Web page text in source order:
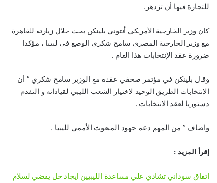
للتجارة فيها أن تزدهر.
كان وزير الخارجية الأمريكي أنتوني بلينكن بحث خلال زيارته للقاهرة
مع وزير الخارجية المصري سامح شكري الوضع في ليبيا ، مؤكدا
ضرورة عقد الإنتخابات هذا العام .
وقال بلينكن في مؤتمر صحفي عقده مع الوزير سامح شكري ” أن
الإنتخابات الطريق الوحيد لاختيار الشعب الليبي لقياداته و التقدم
دستوريا لعقد الانتخابات .
واضاف ” من المهم دعم جهود المبعوث الأممي لليبيا .
إقرأ المزيد :
اتفاق سوداني تشادي علي مساعدة الليبيين إيجاد حل يفضي لسلام